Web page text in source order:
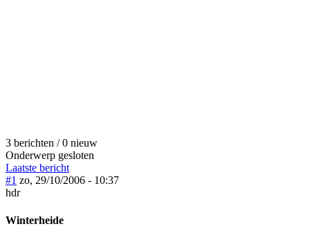
3 berichten / 0 nieuw
Onderwerp gesloten
Laatste bericht
#1 zo, 29/10/2006 - 10:37
hdr
Winterheide